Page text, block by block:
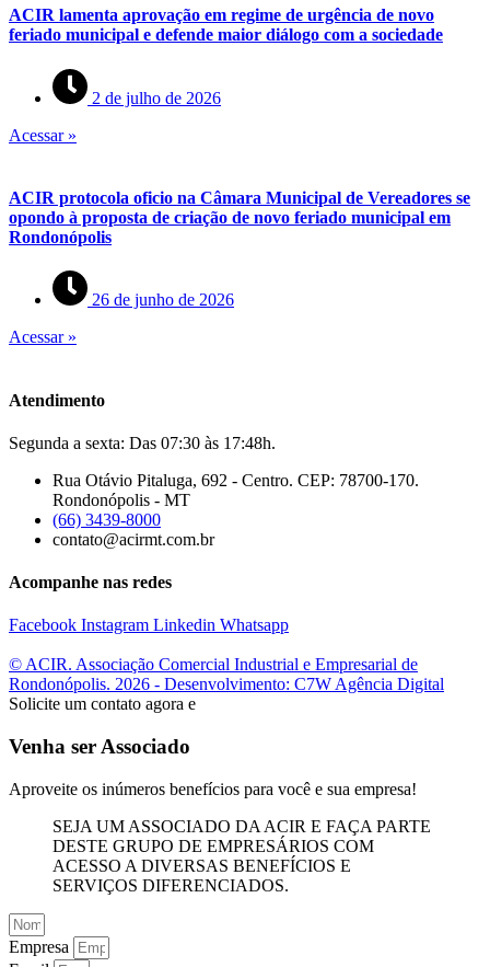
ACIR lamenta aprovação em regime de urgência de novo
feriado municipal e defende maior diálogo com a sociedade
2 de julho de 2026
Acessar »
ACIR protocola oficio na Câmara Municipal de Vereadores se
opondo à proposta de criação de novo feriado municipal em
Rondonópolis
26 de junho de 2026
Acessar »
Atendimento
Segunda a sexta: Das 07:30 às 17:48h.
Rua Otávio Pitaluga, 692 - Centro. CEP: 78700-170.
Rondonópolis - MT
(66) 3439-8000
contato@acirmt.com.br
Acompanhe nas redes
Facebook Instagram Linkedin Whatsapp
© ACIR. Associação Comercial Industrial e Empresarial de
Rondonópolis. 2026 - Desenvolvimento: C7W Agência Digital
Solicite um contato agora e
Venha ser Associado
Aproveite os inúmeros benefícios para você e sua empresa!
SEJA UM ASSOCIADO DA ACIR E FAÇA PARTE
DESTE GRUPO DE EMPRESÁRIOS COM
ACESSO A DIVERSAS BENEFÍCIOS E
SERVIÇOS DIFERENCIADOS.
Empresa